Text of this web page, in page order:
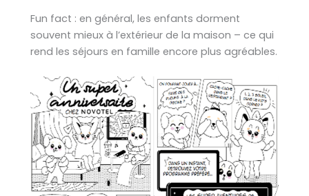
Fun fact : en général, les enfants dorment
souvent mieux à l’extérieur de la maison – ce qui
rend les séjours en famille encore plus agréables.